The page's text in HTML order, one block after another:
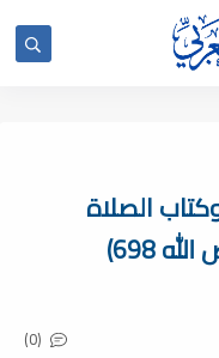
الصلاة
والمسالك في المناسك (فيض الله 698)
(0)